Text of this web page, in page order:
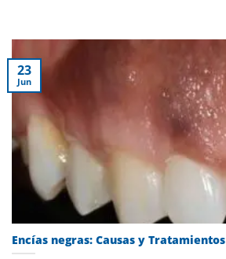
Encías negras: Causas y Tratamientos
23
Jun